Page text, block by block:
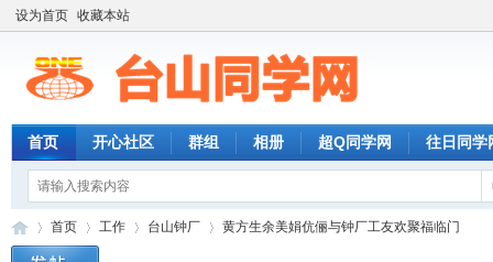
设为首页 收藏本站
首页 开心社区 群组 相册 超Q同学网 往日同学
首页 工作 台山钟厂 黄方生余美娟伉俪与钟厂工友欢聚福临门